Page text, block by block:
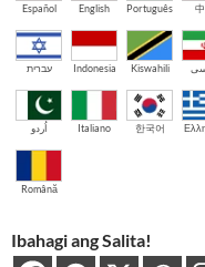
Español English Português
עברית Indonesia Kiswahili
اُردو Italiano 한국어
Română
Ibahagi ang Salita!